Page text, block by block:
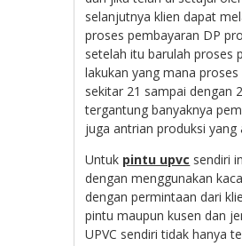
selanjutnya klien dapat
proses pembayaran DP
setelah itu barulah proses
lakukan yang mana proses
sekitar 21 sampai dengan
tergantung banyaknya
juga antrian produksi yang
Untuk pintu upvc sendiri
dengan menggunakan
dengan permintaan dari
pintu maupun kusen dan
UPVC sendiri tidak hanya